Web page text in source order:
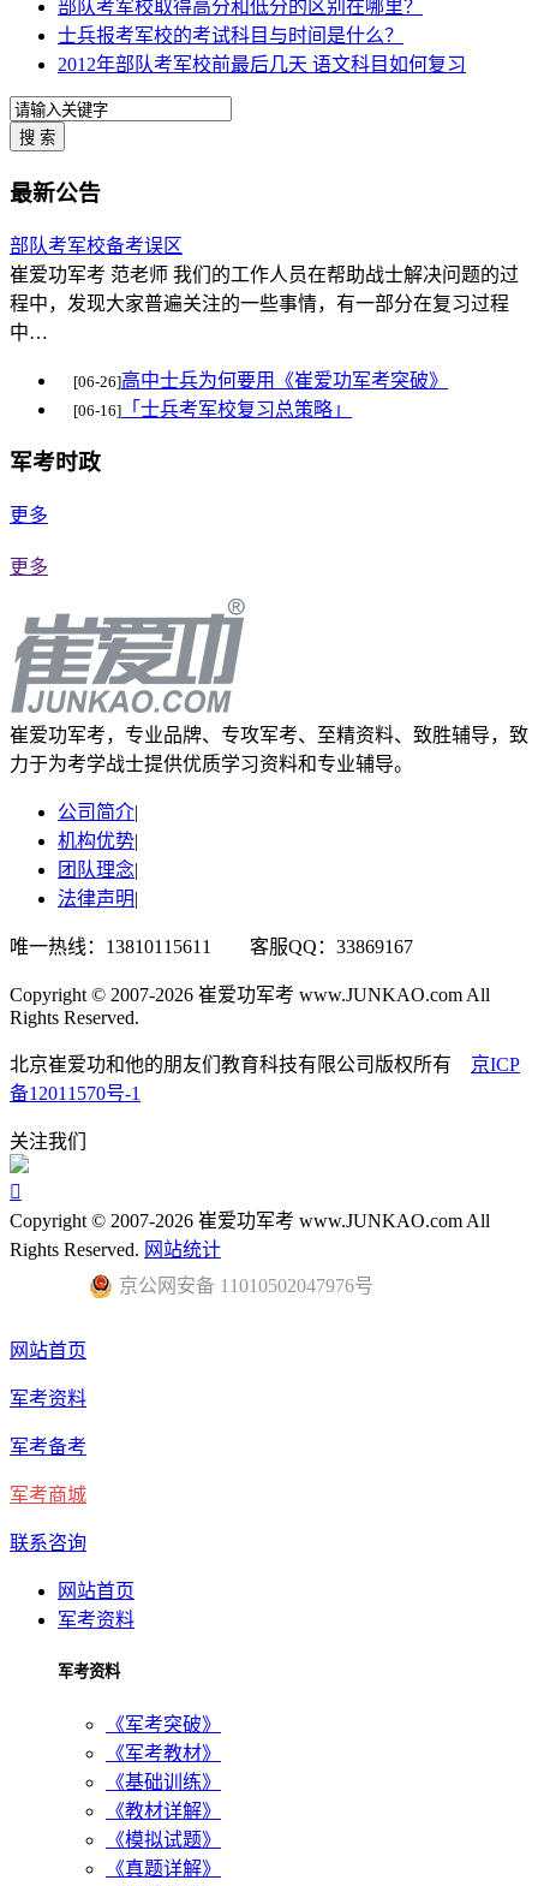
部队考军校取得高分和低分的区别在哪里？
士兵报考军校的考试科目与时间是什么？
2012年部队考军校前最后几天 语文科目如何复习
最新公告
部队考军校备考误区
崔爱功军考 范老师 我们的工作人员在帮助战士解决问题的过
程中，发现大家普遍关注的一些事情，有一部分在复习过程
中…
[06-26]高中士兵为何要用《崔爱功军考突破》
[06-16] 「士兵考军校复习总策略」
军考时政
更多
更多
崔爱功军考，专业品牌、专攻军考、至精资料、致胜辅导，致
力于为考学战士提供优质学习资料和专业辅导。
公司简介|
机构优势|
团队理念|
法律声明|
唯一热线：13810115611 客服QQ：33869167
Copyright © 2007-2026 崔爱功军考 www.JUNKAO.com All
Rights Reserved.
北京崔爱功和他的朋友们教育科技有限公司版权所有 京ICP
备12011570号-1
关注我们

Copyright © 2007-2026 崔爱功军考 www.JUNKAO.com All
Rights Reserved. 网站统计
京公网安备 11010502047976号
网站首页
军考资料
军考备考
军考商城
联系咨询
网站首页
军考资料
军考资料
《军考突破》
《军考教材》
《基础训练》
《教材详解》
《模拟试题》
《真题详解》